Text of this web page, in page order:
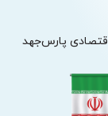
پارس‌جهد